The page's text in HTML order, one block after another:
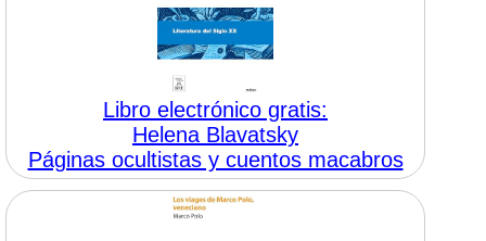
Libro electrónico gratis:
Helena Blavatsky
Páginas ocultistas y cuentos macabros